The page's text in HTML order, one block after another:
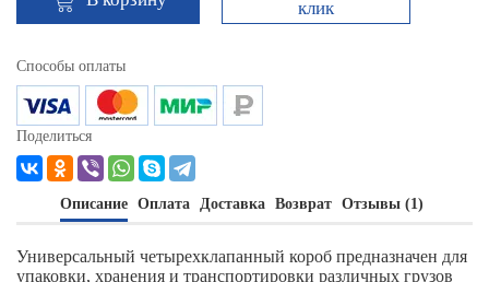
клик
Способы оплаты
Поделиться
Описание Оплата Доставка Возврат Отзывы (1)
Универсальный четырехклапанный короб предназначен для
упаковки, хранения и транспортировки различных грузов